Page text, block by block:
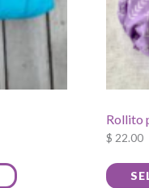
Rollito
$ 22.00